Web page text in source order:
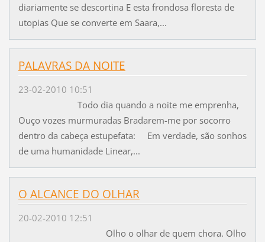
diariamente se descortina E esta frondosa floresta de
utopias Que se converte em Saara,...
PALAVRAS DA NOITE
23-02-2010 10:51
Todo dia quando a noite me emprenha,
Ouço vozes murmuradas Bradarem-me por socorro
dentro da cabeça estupefata: Em verdade, são sonhos
de uma humanidade Linear,...
O ALCANCE DO OLHAR
20-02-2010 12:51
Olho o olhar de quem chora. Olho